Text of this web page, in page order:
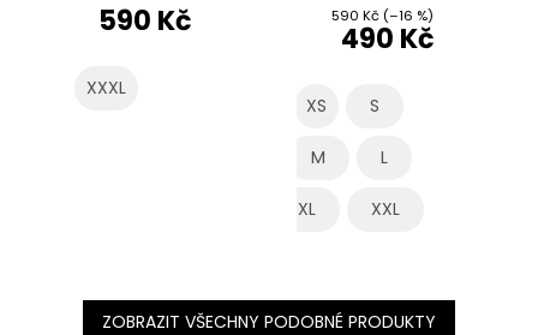
590 Kč
XXXL
590 Kč (–16 %)
490 Kč
XS S
M L
XL XXL
ZOBRAZIT VŠECHNY PODOBNÉ PRODUKTY